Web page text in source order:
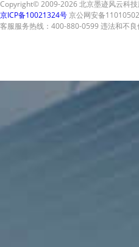
Copyright© 2009-2026 北京墨迹风云科
京ICP备10021324号京公网安备
客服服务热线：400-880-0599 违法和不